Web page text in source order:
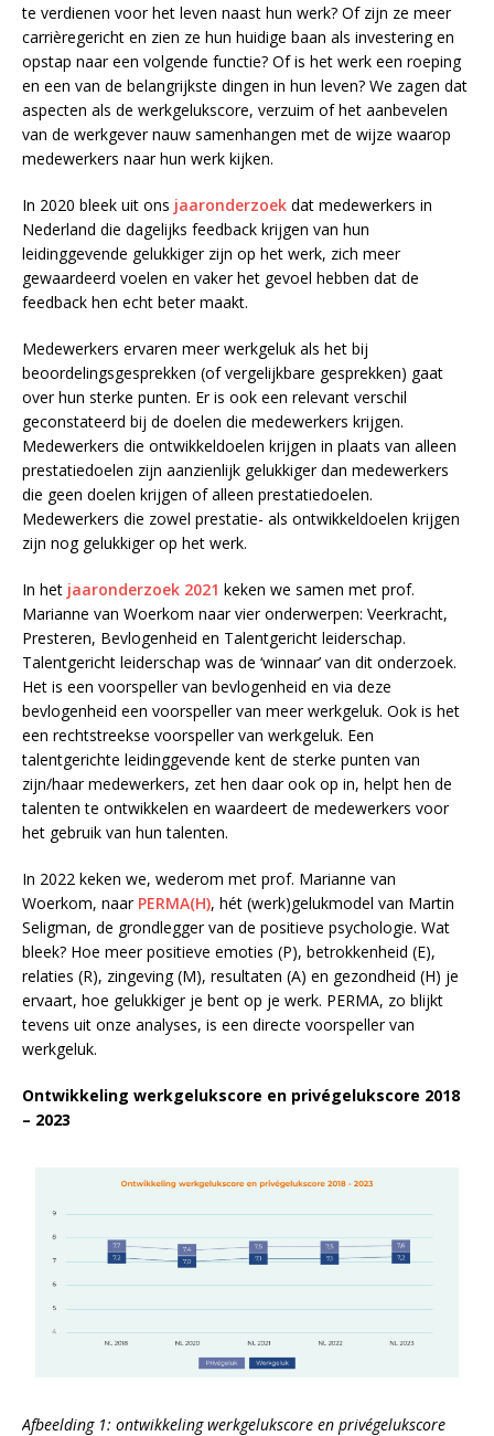
te verdienen voor het leven naast hun werk? Of zijn ze meer
carrièregericht en zien ze hun huidige baan als investering en
opstap naar een volgende functie? Of is het werk een roeping
en een van de belangrijkste dingen in hun leven? We zagen dat
aspecten als de werkgelukscore, verzuim of het aanbevelen
van de werkgever nauw samenhangen met de wijze waarop
medewerkers naar hun werk kijken.
In 2020 bleek uit ons jaaronderzoek dat medewerkers in
Nederland die dagelijks feedback krijgen van hun
leidinggevende gelukkiger zijn op het werk, zich meer
gewaardeerd voelen en vaker het gevoel hebben dat de
feedback hen echt beter maakt.
Medewerkers ervaren meer werkgeluk als het bij
beoordelingsgesprekken (of vergelijkbare gesprekken) gaat
over hun sterke punten. Er is ook een relevant verschil
geconstateerd bij de doelen die medewerkers krijgen.
Medewerkers die ontwikkeldoelen krijgen in plaats van alleen
prestatiedoelen zijn aanzienlijk gelukkiger dan medewerkers
die geen doelen krijgen of alleen prestatiedoelen.
Medewerkers die zowel prestatie- als ontwikkeldoelen krijgen
zijn nog gelukkiger op het werk.
In het jaaronderzoek 2021 keken we samen met prof.
Marianne van Woerkom naar vier onderwerpen: Veerkracht,
Presteren, Bevlogenheid en Talentgericht leiderschap.
Talentgericht leiderschap was de ‘winnaar’ van dit onderzoek.
Het is een voorspeller van bevlogenheid en via deze
bevlogenheid een voorspeller van meer werkgeluk. Ook is het
een rechtstreekse voorspeller van werkgeluk. Een
talentgerichte leidinggevende kent de sterke punten van
zijn/haar medewerkers, zet hen daar ook op in, helpt hen de
talenten te ontwikkelen en waardeert de medewerkers voor
het gebruik van hun talenten.
In 2022 keken we, wederom met prof. Marianne van
Woerkom, naar PERMA(H), hét (werk)gelukmodel van Martin
Seligman, de grondlegger van de positieve psychologie. Wat
bleek? Hoe meer positieve emoties (P), betrokkenheid (E),
relaties (R), zingeving (M), resultaten (A) en gezondheid (H) je
ervaart, hoe gelukkiger je bent op je werk. PERMA, zo blijkt
tevens uit onze analyses, is een directe voorspeller van
werkgeluk.
Ontwikkeling werkgelukscore en privégelukscore 2018
– 2023
Afbeelding 1: ontwikkeling werkgelukscore en privégelukscore